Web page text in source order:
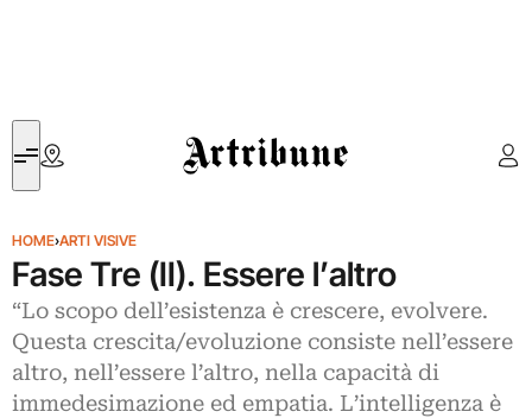
Artribune
HOME›ARTI VISIVE
Fase Tre (II). Essere l’altro
“Lo scopo dell’esistenza è crescere, evolvere.
Questa crescita/evoluzione consiste nell’essere
altro, nell’essere l’altro, nella capacità di
immedesimazione ed empatia. L’intelligenza è